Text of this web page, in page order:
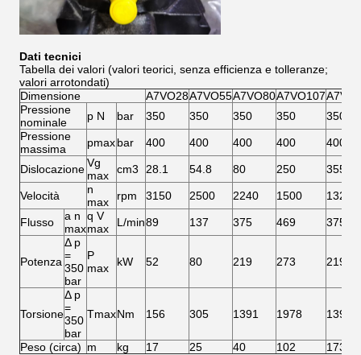
Dati tecnici
Tabella dei valori (valori teorici, senza efficienza e tolleranze;
valori arrotondati)
Dimensione
A7VO28A7VO55A7VO80A7VO107
Pressione
nominale
p N bar 350 350 350 350
350
Pressione
massima
pmaxbar 400 400 400 400 400
DislocazioneVg
max
cm3 28.1 54.8 80 250 355
Velocità
n
max
rpm 3150 2500 2240 1500 1320
Flusso
a n
max
q V
max
L/min89 137 375 469 375
Potenza
Δ p
=
350
bar
P
max
kW 52 80 219 273 219
Torsione
Δ p
=
350
bar
TmaxNm 156 305 1391 1978 1391
Peso (circa) m kg 17 25 40 102 173